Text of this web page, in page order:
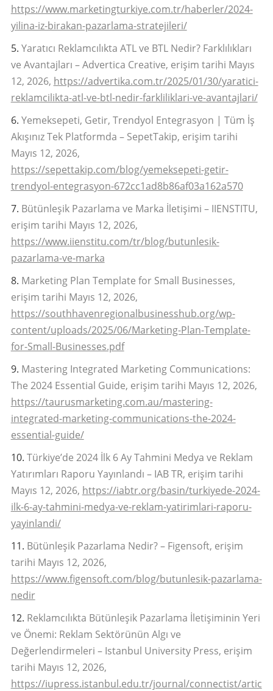
https://www.marketingturkiye.com.tr/haberler/2024-
yilina-iz-birakan-pazarlama-stratejileri/
Yaratıcı Reklamcılıkta ATL ve BTL Nedir? Farklılıkları
ve Avantajları – Advertica Creative, erişim tarihi Mayıs
12, 2026, https://advertika.com.tr/2025/01/30/yaratici-
reklamcilikta-atl-ve-btl-nedir-farkliliklari-ve-avantajlari/
Yemeksepeti, Getir, Trendyol Entegrasyon | Tüm İş
Akışınız Tek Platformda – SepetTakip, erişim tarihi
Mayıs 12, 2026,
https://sepettakip.com/blog/yemeksepeti-getir-
trendyol-entegrasyon-672cc1ad8b86af03a162a570
Bütünleşik Pazarlama ve Marka İletişimi – IIENSTITU,
erişim tarihi Mayıs 12, 2026,
https://www.iienstitu.com/tr/blog/butunlesik-
pazarlama-ve-marka
Marketing Plan Template for Small Businesses,
erişim tarihi Mayıs 12, 2026,
https://southhavenregionalbusinesshub.org/wp-
content/uploads/2025/06/Marketing-Plan-Template-
for-Small-Businesses.pdf
Mastering Integrated Marketing Communications:
The 2024 Essential Guide, erişim tarihi Mayıs 12, 2026,
https://taurusmarketing.com.au/mastering-
integrated-marketing-communications-the-2024-
essential-guide/
Türkiye’de 2024 İlk 6 Ay Tahmini Medya ve Reklam
Yatırımları Raporu Yayınlandı – IAB TR, erişim tarihi
Mayıs 12, 2026, https://iabtr.org/basin/turkiyede-2024-
ilk-6-ay-tahmini-medya-ve-reklam-yatirimlari-raporu-
yayinlandi/
Bütünleşik Pazarlama Nedir? – Figensoft, erişim
tarihi Mayıs 12, 2026,
https://www.figensoft.com/blog/butunlesik-pazarlama-
nedir
Reklamcılıkta Bütünleşik Pazarlama İletişiminin Yeri
ve Önemi: Reklam Sektörünün Algı ve
Değerlendirmeleri – Istanbul University Press, erişim
tarihi Mayıs 12, 2026,
https://iupress.istanbul.edu.tr/journal/connectist/artic